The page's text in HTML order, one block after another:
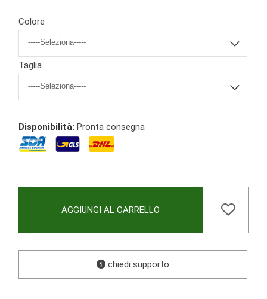
Colore
Taglia
Disponibilità: Pronta consegna
AGGIUNGI AL CARRELLO
chiedi supporto